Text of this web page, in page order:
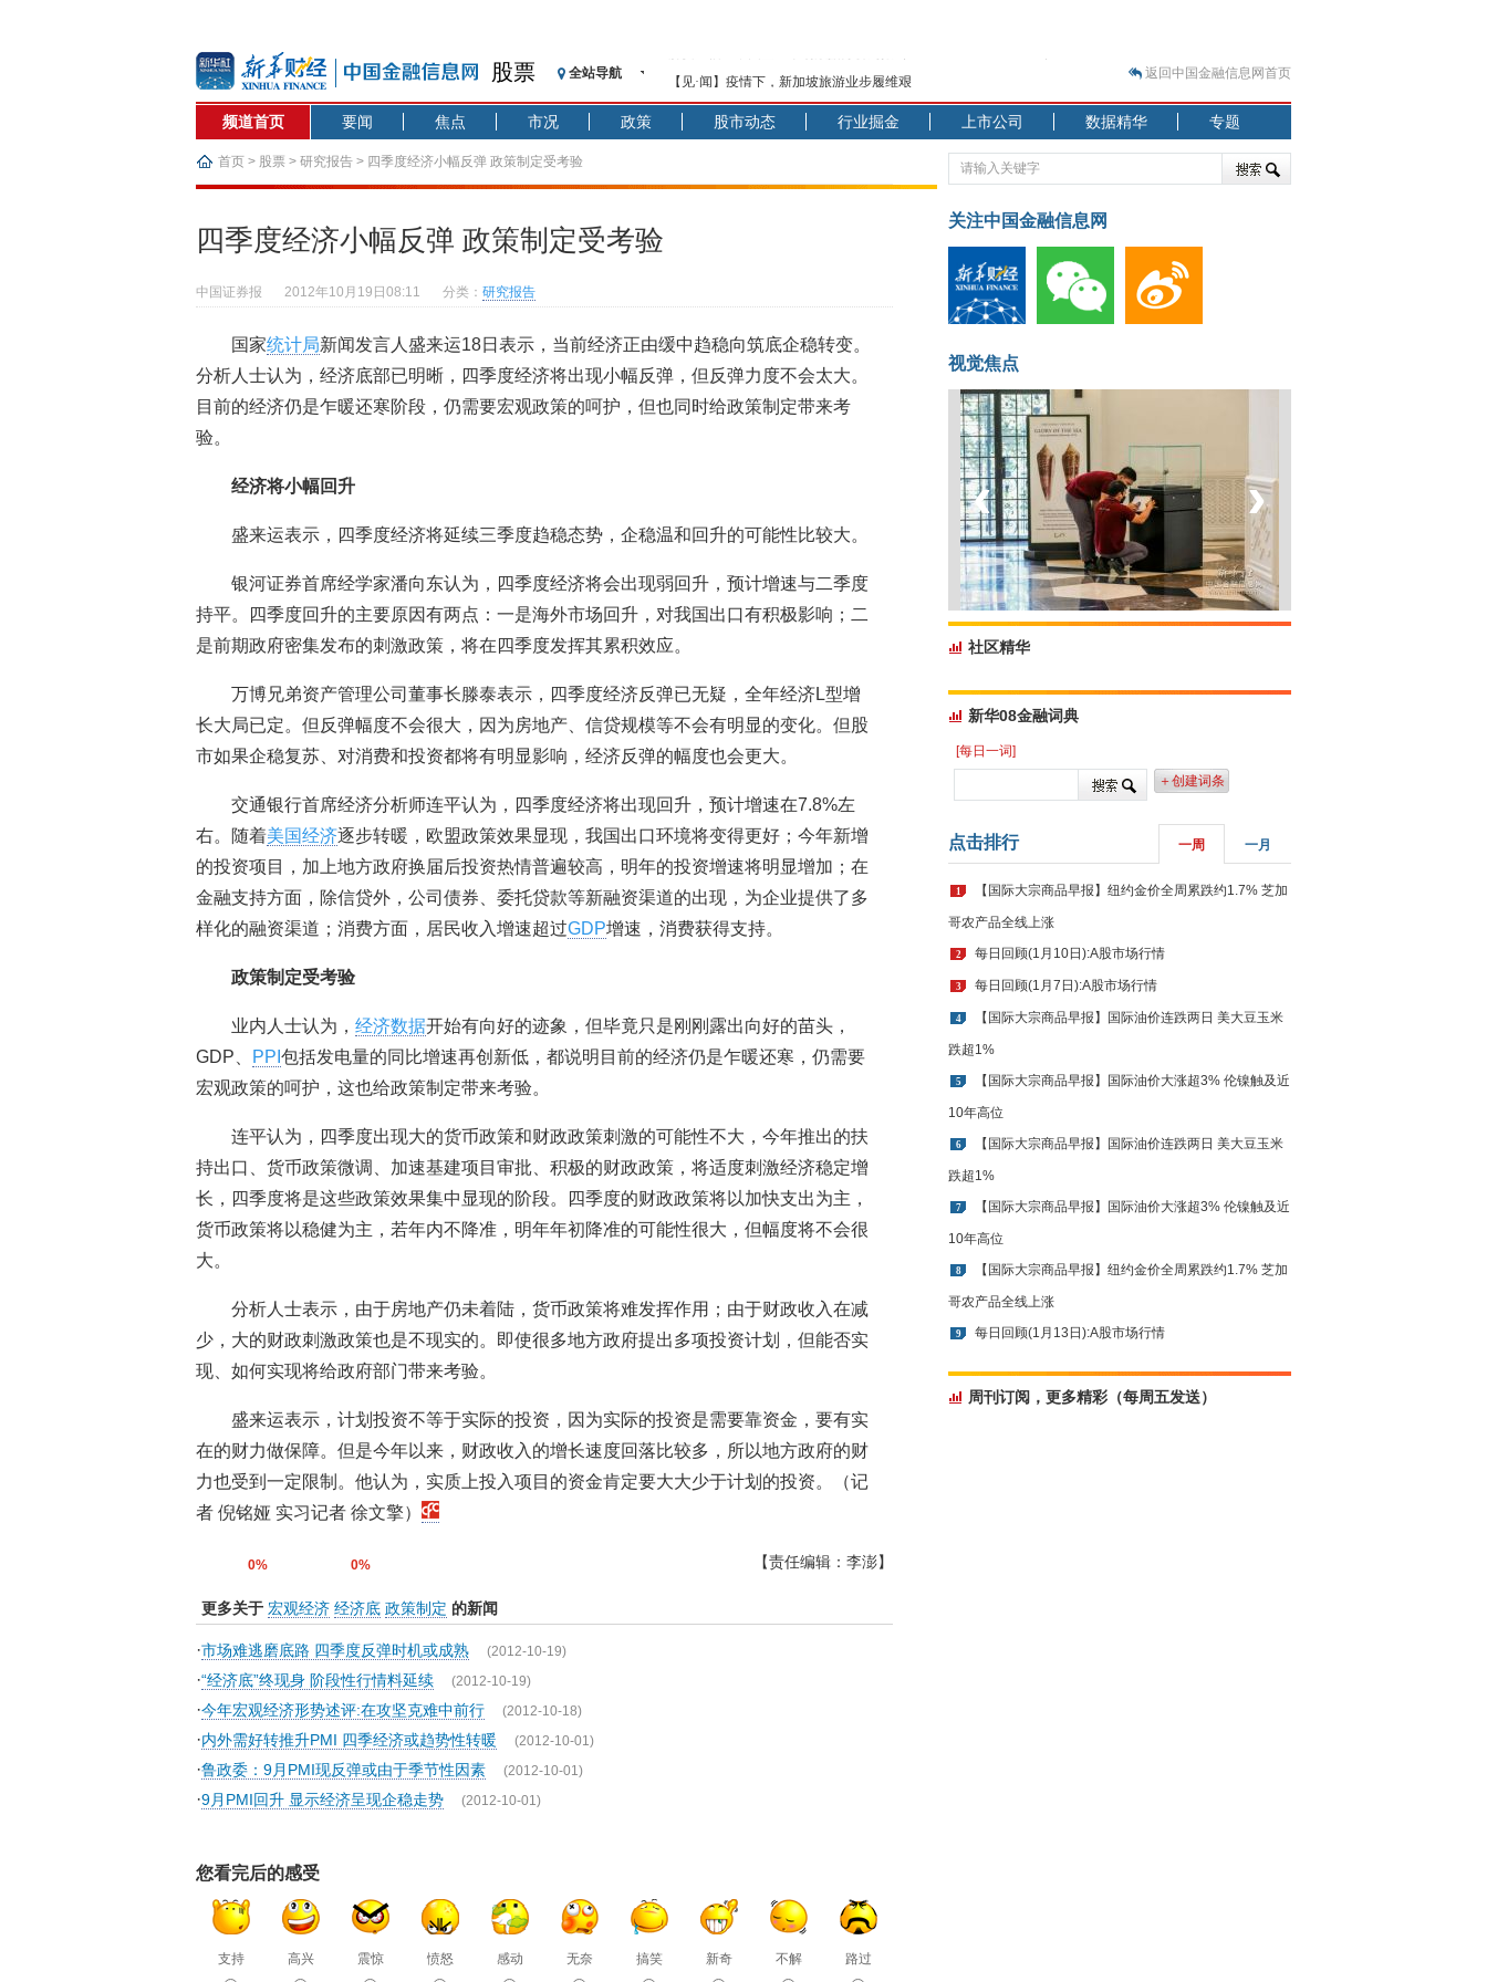
股票 全站导航
【见·闻】疫情下，新加坡旅游业步履维艰
记者手记：疫情下的香港零售业如何浴火重生？
【见·闻】疫情下一家香港传统零售商的转型突围之旅
济安金信：中国基金市场数据分析周报（2020. 07.27—2020.07.31）
【新华财经调查】同业存单、结构性存款玩起“跷跷板” 结构性失衡藏
央行公开市场净投放300亿元 短端资金利率明显下行
基本面及股市双轮冲击 债市回调十年期债表现最弱
沥青期货连续两日涨逾3% 沪银及两粕涨势喜人
恒生聚源：北斗收官之星发射成功，全产业链解析
济安金信：中国基金市场数据分析周报（2020. 08.17—2020.08.21）
返回中国金融信息网首页
频道首页 要闻 焦点 市况 政策 股市动态 行业掘金 上市公司 数据精华 专题
首页 > 股票 > 研究报告 > 四季度经济小幅反弹 政策制定受考验
四季度经济小幅反弹 政策制定受考验
中国证券报 2012年10月19日08:11 分类： 研究报告
国家统计局新闻发言人盛来运18日表示，当前经济正由缓中趋稳向筑底企稳转变。
分析人士认为，经济底部已明晰，四季度经济将出现小幅反弹，但反弹力度不会太大。
目前的经济仍是乍暖还寒阶段，仍需要宏观政策的呵护，但也同时给政策制定带来考
验。
经济将小幅回升
盛来运表示，四季度经济将延续三季度趋稳态势，企稳温和回升的可能性比较大。
银河证券首席经学家潘向东认为，四季度经济将会出现弱回升，预计增速与二季度
持平。四季度回升的主要原因有两点：一是海外市场回升，对我国出口有积极影响；二
是前期政府密集发布的刺激政策，将在四季度发挥其累积效应。
万博兄弟资产管理公司董事长滕泰表示，四季度经济反弹已无疑，全年经济L型增
长大局已定。但反弹幅度不会很大，因为房地产、信贷规模等不会有明显的变化。但股
市如果企稳复苏、对消费和投资都将有明显影响，经济反弹的幅度也会更大。
交通银行首席经济分析师连平认为，四季度经济将出现回升，预计增速在7.8%左
右。随着美国经济逐步转暖，欧盟政策效果显现，我国出口环境将变得更好；今年新增
的投资项目，加上地方政府换届后投资热情普遍较高，明年的投资增速将明显增加；在
金融支持方面，除信贷外，公司债券、委托贷款等新融资渠道的出现，为企业提供了多
样化的融资渠道；消费方面，居民收入增速超过GDP增速，消费获得支持。
政策制定受考验
业内人士认为， 经济数据开始有向好的迹象，但毕竟只是刚刚露出向好的苗头，
GDP、
PPI 包括发电量的同比增速再创新低，都说明目前的经济仍是乍暖还寒，仍需要
宏观政策的呵护，这也给政策制定带来考验。
连平认为，四季度出现大的货币政策和财政政策刺激的可能性不大，今年推出的扶
持出口、货币政策微调、加速基建项目审批、积极的财政政策，将适度刺激经济稳定增
长，四季度将是这些政策效果集中显现的阶段。四季度的财政政策将以加快支出为主，
货币政策将以稳健为主，若年内不降准，明年年初降准的可能性很大，但幅度将不会很
大。
分析人士表示，由于房地产仍未着陆，货币政策将难发挥作用；由于财政收入在减
少，大的财政刺激政策也是不现实的。即使很多地方政府提出多项投资计划，但能否实
现、如何实现将给政府部门带来考验。
盛来运表示，计划投资不等于实际的投资，因为实际的投资是需要靠资金，要有实
在的财力做保障。但是今年以来，财政收入的增长速度回落比较多，所以地方政府的财
力也受到一定限制。他认为，实质上投入项目的资金肯定要大大少于计划的投资。（记
者 倪铭娅 实习记者 徐文擎）
0% 0% 【责任编辑：李澎】
更多关于 宏观经济 经济底 政策制定 的新闻
·市场难逃磨底路 四季度反弹时机或成熟 (2012-10-19)
·“经济底”终现身 阶段性行情料延续 (2012-10-19)
·今年宏观经济形势述评:在攻坚克难中前行 (2012-10-18)
·内外需好转推升PMI 四季经济或趋势性转暖 (2012-10-01)
·鲁政委：9月PMI现反弹或由于季节性因素 (2012-10-01)
·9月PMI回升 显示经济呈现企稳走势 (2012-10-01)
您看完后的感受
支持 高兴 震惊 愤怒 感动 无奈 搞笑 新奇 不解 路过
关注中国金融信息网
视觉焦点
菲律宾：防疫降级
‹ ›
社区精华
新华08金融词典
[每日一词]
＋创建词条
点击排行 一周 一月
1 【国际大宗商品早报】纽约金价全周累跌约1.7% 芝加
哥农产品全线上涨
2 每日回顾(1月10日):A股市场行情
3 每日回顾(1月7日):A股市场行情
4 【国际大宗商品早报】国际油价连跌两日 美大豆玉米
跌超1%
5 【国际大宗商品早报】国际油价大涨超3% 伦镍触及近
10年高位
6 【国际大宗商品早报】国际油价连跌两日 美大豆玉米
跌超1%
7 【国际大宗商品早报】国际油价大涨超3% 伦镍触及近
10年高位
8 【国际大宗商品早报】纽约金价全周累跌约1.7% 芝加
哥农产品全线上涨
9 每日回顾(1月13日):A股市场行情
周刊订阅，更多精彩（每周五发送）